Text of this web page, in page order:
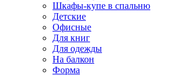
Шкафы-купе в спальню
Детские
Офисные
Для книг
Для одежды
На балкон
Форма